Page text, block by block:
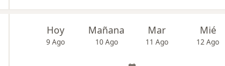
Hoy
9 Ago
Mañana
10 Ago
Mar
11 Ago
Mié
12 Ago